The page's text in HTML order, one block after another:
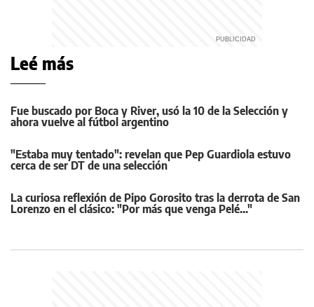
Leé más
Fue buscado por Boca y River, usó la 10 de la Selección y
ahora vuelve al fútbol argentino
"Estaba muy tentado": revelan que Pep Guardiola estuvo
cerca de ser DT de una selección
La curiosa reflexión de Pipo Gorosito tras la derrota de San
Lorenzo en el clásico: "Por más que venga Pelé..."